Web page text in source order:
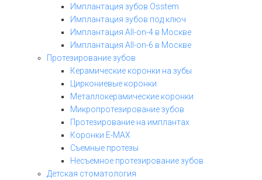
Имплантация зубов Osstem
Имплантация зубов под ключ
Имплантация All-on-4 в Москве
Имплантация All-on-6 в Москве
Протезирование зубов
Керамические коронки на зубы
Циркониевые коронки
Металлокерамические коронки
Микропротезирование зубов
Протезирование на имплантах
Коронки E-MAX
Съемные протезы
Несъемное протезирование зубов
Детская стоматология